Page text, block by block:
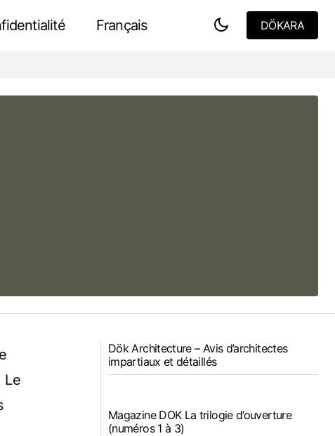
Français
DÖKARA
Le
Dök Architecture – Avis d’architectes
impartiaux et détaillés
Magazine DOK La trilogie d’ouverture
(numéros 1 à 3)